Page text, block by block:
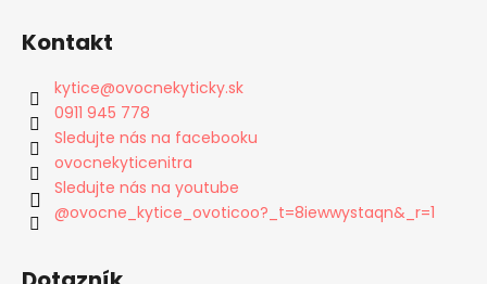
Kontakt
kytice@ovocnekyticky.sk
0911 945 778
Sledujte nás na facebooku
ovocnekyticenitra
Sledujte nás na youtube
@ovocne_kytice_ovoticoo?_t=8iewwystaqn&_r=1